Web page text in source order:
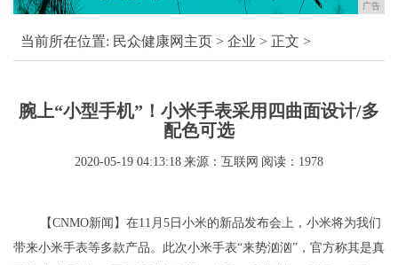
广告
当前所在位置: 民众健康网主页 > 企业 > 正文 >
腕上“小型手机”！小米手表采用四曲面设计/多
配色可选
2020-05-19 04:13:18 来源：互联网 阅读：1978
【CNMO新闻】在11月5日小米的新品发布会上，小米将为我们
带来小米手表等多款产品。此次小米手表“来势汹汹”，官方称其是真